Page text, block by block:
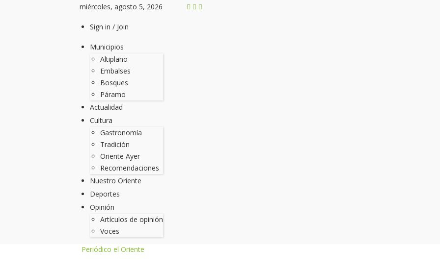
miércoles, agosto 5, 2026
Sign in / Join
Municipios
Altiplano
Embalses
Bosques
Páramo
Actualidad
Cultura
Gastronomía
Tradición
Oriente Ayer
Recomendaciones
Nuestro Oriente
Deportes
Opinión
Artículos de opinión
Voces
Periódico el Oriente